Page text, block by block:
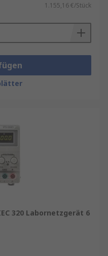
1.155,16 €/Stück
320 Labornetzgerät 6